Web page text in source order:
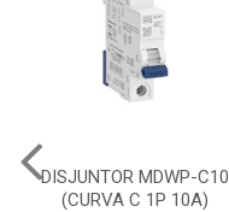
DISJUNTOR MDWP-C10
(CURVA C 1P 10A)